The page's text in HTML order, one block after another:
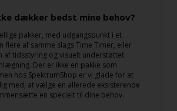
dækker bedst mine behov?
pakker, med udgangspunkt i et
flere af samme slags Time Timer, eller
af tidsstyring og visuelt understøttet
Der er ikke en pakke som
hos SpektrumShop er vi glade for at
med, at vælge en allerede eksisterende
en specielt til dine behov.